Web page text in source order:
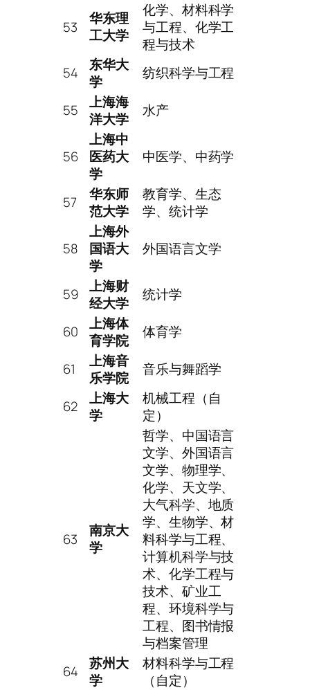
53
华东理
工大学
化学、材料科学
与工程、化学工
程与技术
54
东华大
学
纺织科学与工程
55
上海海
洋大学
水产
56
上海中
医药大
学
中医学、中药学
57
华东师
范大学
教育学、生态
学、统计学
58
上海外
国语大
学
外国语言文学
59
上海财
经大学
统计学
60
上海体
育学院
体育学
61
上海音
乐学院
音乐与舞蹈学
62
上海大
学
机械工程（自
定）
63
南京大
学
哲学、中国语言
文学、外国语言
文学、物理学、
化学、天文学、
大气科学、地质
学、生物学、材
料科学与工程、
计算机科学与技
术、化学工程与
技术、矿业工
程、环境科学与
工程、图书情报
与档案管理
64
苏州大
学
材料科学与工程
（自定）